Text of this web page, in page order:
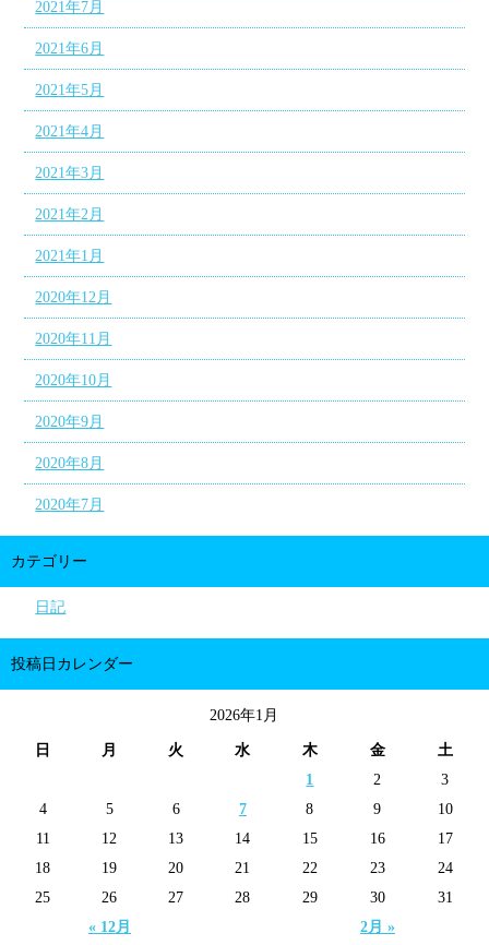
2021年7月
2021年6月
2021年5月
2021年4月
2021年3月
2021年2月
2021年1月
2020年12月
2020年11月
2020年10月
2020年9月
2020年8月
2020年7月
カテゴリー
日記
投稿日カレンダー
2026年1月
日 月 火 水 木 金 土
« 12月 2月 »
1 2
3
4
5 6 7 8 9
10
11
12 13 14 15 16
17
18
19 20 21 22 23
24
25
26 27 28 29 30 31